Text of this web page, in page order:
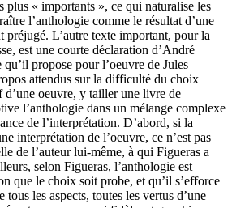
plus « importants », ce qui naturalise les
l’anthologie comme le résultat d’une
préjugé. L’autre texte important, pour la
est une courte déclaration d’André
propose pour l’oeuvre de Jules
attendus sur la difficulté du choix
oeuvre, y tailler une livre de
l’anthologie dans un mélange complexe
de l’interprétation. D’abord, si la
interprétation de l’oeuvre, ce n’est pas
de l’auteur lui-même, à qui Figueras a
selon Figueras, l’anthologie est
que le choix soit probe, et qu’il s’efforce
tous les aspects, toutes les vertus d’une